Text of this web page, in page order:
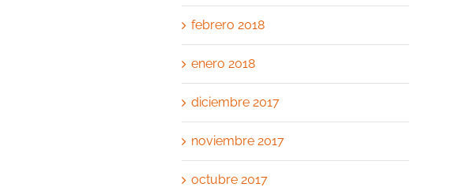
febrero 2018
enero 2018
diciembre 2017
noviembre 2017
octubre 2017